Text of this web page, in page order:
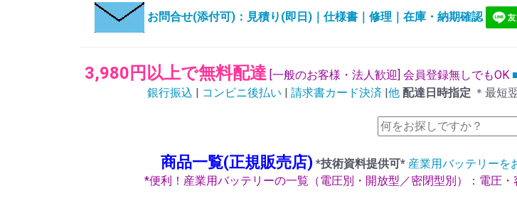
お問合せ(添付可)：見積り(即日)｜仕様書｜修理｜在庫・納期確認
3,980円以上で無料配達 [一般のお客様・法人歓迎] 会員登録無しでもOK
銀行振込 | コンビニ後払い | 請求書カード決済 |他 配達日時指定 ＊最短
商品一覧(正規販売店) *技術資料提供可* 産業用バッテリーを
*便利！産業用バッテリーの一覧（電圧別・開放型／密閉型別）：電圧